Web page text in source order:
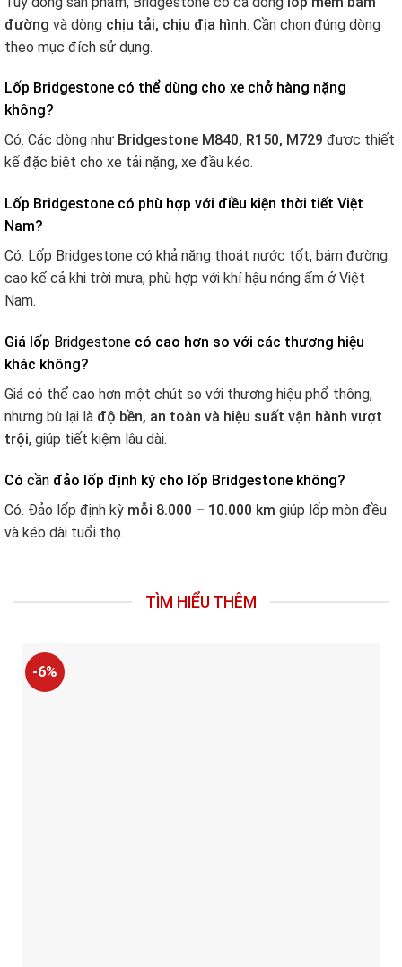
đường và dòng chịu tải, chịu địa hình. Cần chọn đúng dòng
theo mục đích sử dụng.
Lốp Bridgestone có thể dùng cho xe chở hàng nặng
không?
Có. Các dòng như Bridgestone M840, R150, M729 được thiết
kế đặc biệt cho xe tải nặng, xe đầu kéo.
Lốp Bridgestone có phù hợp với điều kiện thời tiết Việt
Nam?
Có. Lốp Bridgestone có khả năng thoát nước tốt, bám đường
cao kể cả khi trời mưa, phù hợp với khí hậu nóng ẩm ở Việt
Nam.
Giá lốp Bridgestone có cao hơn so với các thương hiệu
khác không?
Giá có thể cao hơn một chút so với thương hiệu phổ thông,
nhưng bù lại là độ bền, an toàn và hiệu suất vận hành vượt
trội, giúp tiết kiệm lâu dài.
Có cần đảo lốp định kỳ cho lốp Bridgestone không?
Có. Đảo lốp định kỳ mỗi 8.000 – 10.000 km giúp lốp mòn đều
và kéo dài tuổi thọ.
TÌM HIỂU THÊM
-6%